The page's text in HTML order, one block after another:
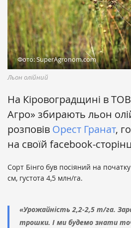
Фото: SuperAgronom.com
Льон олійний
На Кіровоградщині в
Агро» збирають льон
розповів Орест Гранат,
на своїй facebook-
Сорт Бінго був посіяний на
см, густота 4,5 млн/га.
«Урожайність 2,2-2,5 т/га.
трошки. І ми будемо знати